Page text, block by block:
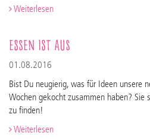
Weiterlesen
Essen ist aus
01.08.2016
Bist Du neugierig, was für Ideen unsere
Wochen gekocht zusammen haben? Sie
zu finden!
Weiterlesen